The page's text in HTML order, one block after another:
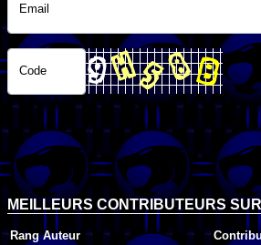
Email
Code
MEILLEURS CONTRIBUTEURS
Rang Auteur